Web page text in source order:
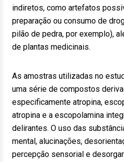
indiretos, como artefatos
preparação ou consumo de
pilão de pedra, por exemplo),
de plantas medicinais.
As amostras utilizadas no
uma série de compostos
especificamente atropina,
atropina e a escopolamina
delirantes. O uso das
mental, alucinações,
percepção sensorial e